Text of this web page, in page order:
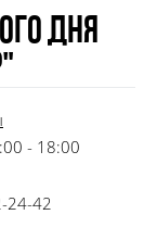
дня
- 18:00
24-42